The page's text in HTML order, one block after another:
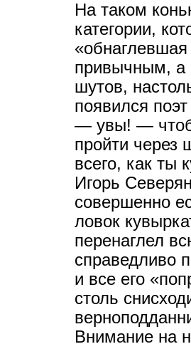
На таком
категории,
привычным, а
шутов,
появился
— увы! —
пройти через
всего, как ты
Игорь
совершенно
ловок
перенаглел
справедливо
и все его
столь
Внимание на